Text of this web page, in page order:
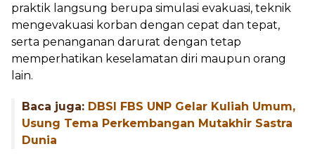
praktik langsung berupa simulasi evakuasi, teknik
mengevakuasi korban dengan cepat dan tepat,
serta penanganan darurat dengan tetap
memperhatikan keselamatan diri maupun orang
lain.
Baca juga: DBSI FBS UNP Gelar Kuliah Umum,
Usung Tema Perkembangan Mutakhir Sastra
Dunia